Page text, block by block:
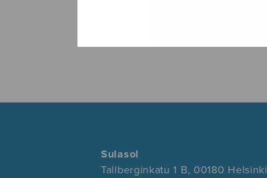
Sulasol
Tallberginkatu 1 B, 00180 Helsinki